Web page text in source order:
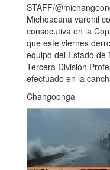
STAFF/
Michoacana varonil
consecutiva en la
que este viernes
equipo del Estado de
Tercera División
efectuado en la
Changoonga